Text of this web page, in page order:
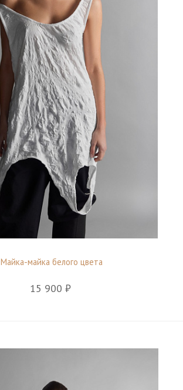
Майка-майка белого цвета
15 900 ₽